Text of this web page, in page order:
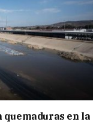
quemaduras en la